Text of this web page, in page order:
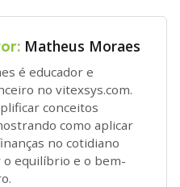
Matheus Moraes
é educador e
no vitexsys.com.
conceitos
como aplicar
no cotidiano
equilíbrio e o bem-